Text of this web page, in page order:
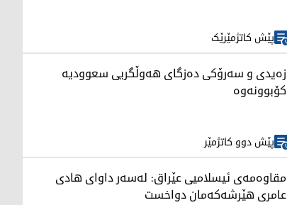
پێش کاتژمێرێک
زەیدی و سەرۆکی دەزگای هەوڵگریی سعوودیە
کۆبوونەوە
پێش دوو کاتژمێر
مقاوەمەی ئیسلامیی عێراق: لەسەر داوای هادی
عامری هێرشەکەمان دواخست